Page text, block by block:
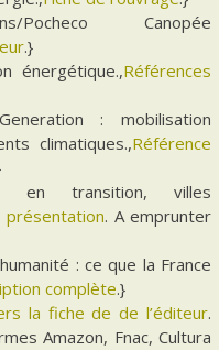
Canopée
.}
énergétique.,Références
: mobilisation
climatiques.,Référence
en transition, villes
présentation. A emprunter
: ce que la France
complète.}
la fiche de de l’éditeur.
Amazon, Fnac, Cultura